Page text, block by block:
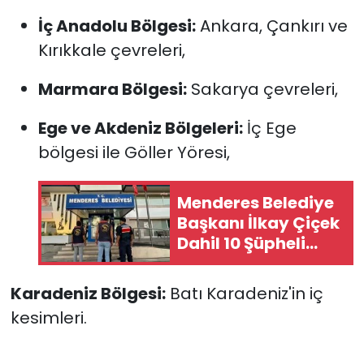
İç Anadolu Bölgesi:Ankara, Çankırı ve
Kırıkkale çevreleri,
Marmara Bölgesi:Sakarya çevreleri,
Ege ve Akdeniz Bölgeleri:İç Ege
bölgesi ile Göller Yöresi,
Menderes Belediye
Başkanı İlkay Çiçek
Dahil 10 Şüpheli
Tutuklandı
Karadeniz Bölgesi:Batı Karadeniz'in iç
kesimleri.